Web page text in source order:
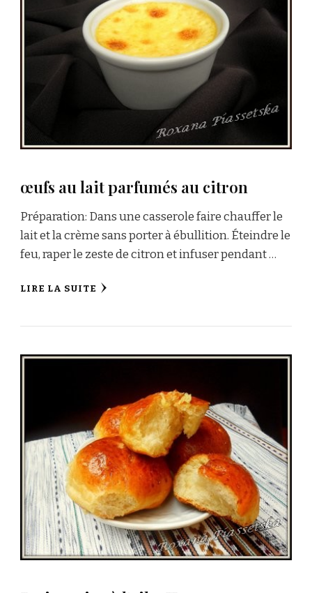
œufs au lait parfumés au citron
Préparation: Dans une casserole faire chauffer le
lait et la crème sans porter à ébullition. Éteindre le
feu, raper le zeste de citron et infuser pendant …
LIRE LA SUITE